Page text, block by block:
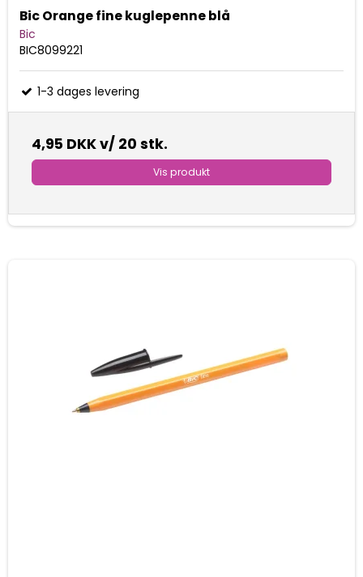
Bic Orange fine kuglepenne blå
Bic
BIC8099221
1-3 dages levering
4,95 DKKv/ 20 stk.
Vis produkt